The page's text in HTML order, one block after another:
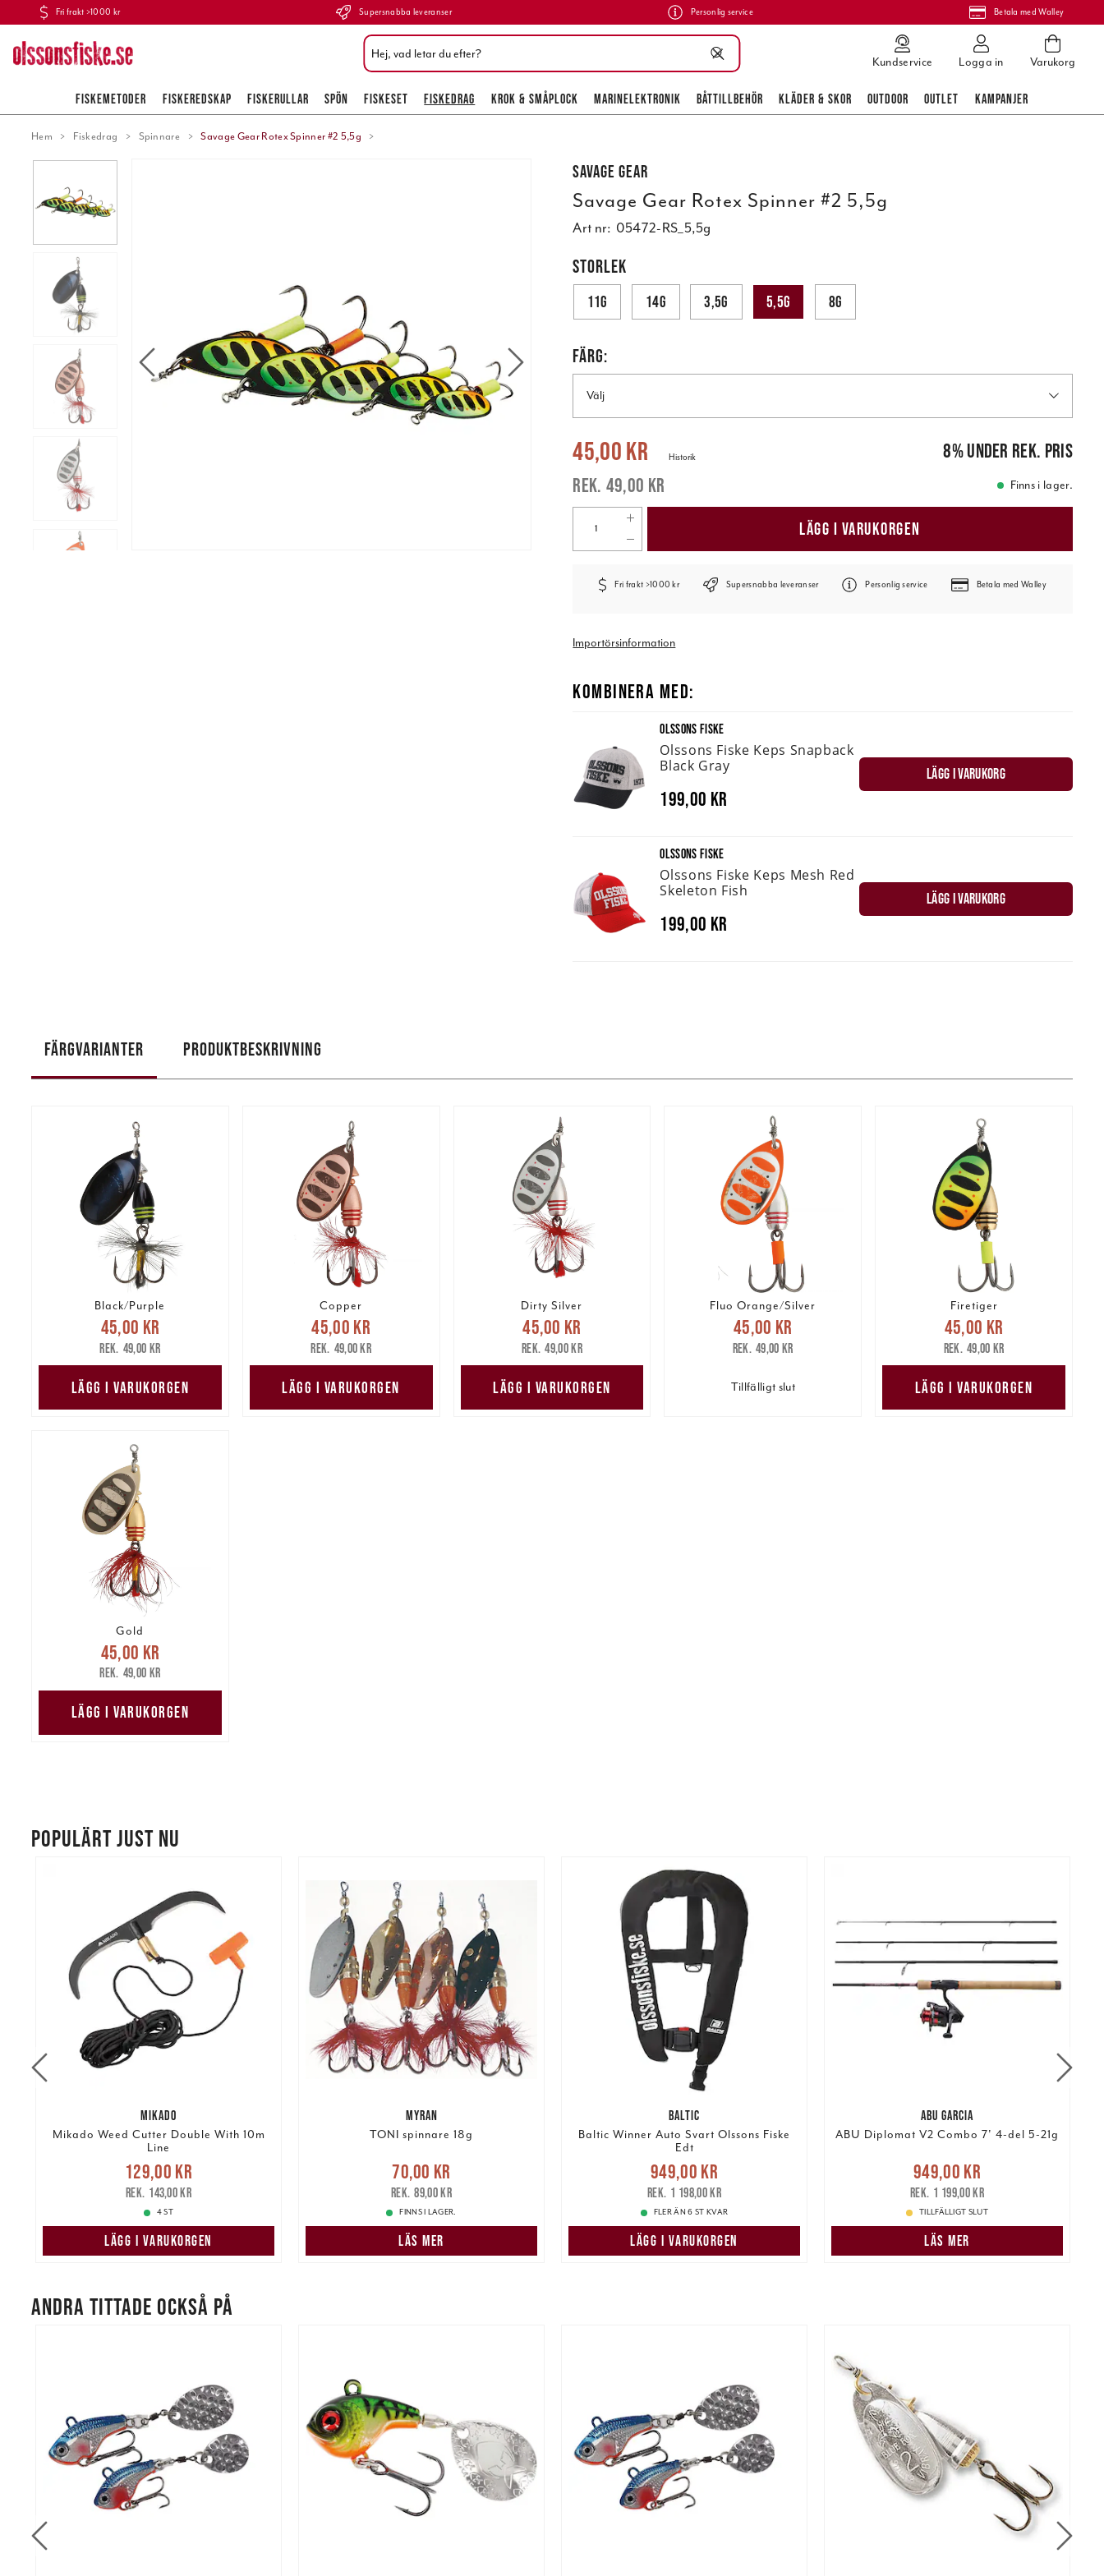
Fri frakt >1000 kr Supersnabba leveranser Personlig service Betala med Walley
Kundservice Logga in Varukorg
FISKEMETODER FISKEREDSKAP FISKERULLAR SPÖN FISKESET FISKEDRAG KROK & SMÅPLOCK MARINELEKTRONIK BÅTTILLBEHÖR KLÄDER & SKOR OUTDOOR OUTLET KAMPANJER
Hem Fiskedrag Spinnare Savage Gear Rotex Spinner #2 5,5g
Savage Gear
Savage Gear Rotex Spinner #2 5,5g
Art nr: 05472-RS_5,5g
STORLEK
11g 14g 3,5g 5,5g 8g
FÄRG:
Välj
Nuvarande pris:
45,00 kr
49,00 kr
Historik 8%under rek. pris
Finns i lager.
LÄGG I VARUKORGEN
Fri frakt >1000 kr Supersnabba leveranser Personlig service Betala med Walley
Importörsinformation
KOMBINERA MED:
OLSSONS FISKE
Olssons Fiske Keps Snapback
Black Gray
199,00 kr
LÄGG I VARUKORG
OLSSONS FISKE
Olssons Fiske Keps Mesh Red
Skeleton Fish
199,00 kr
LÄGG I VARUKORG
FÄRGVARIANTER PRODUKTBESKRIVNING
Black/Purple
Nuvarande pris
45,00 krTidigare pris
49,00 kr
45,00 kr
49,00 kr
LÄGG I VARUKORGEN
Copper
Nuvarande pris
45,00 krTidigare pris
49,00 kr
45,00 kr
49,00 kr
LÄGG I VARUKORGEN
Dirty Silver
Nuvarande pris
45,00 krTidigare pris
49,00 kr
45,00 kr
49,00 kr
LÄGG I VARUKORGEN
Fluo Orange/Silver
Nuvarande pris
45,00 krTidigare pris
49,00 kr
45,00 kr
49,00 kr
Tillfälligt slut
Firetiger
Nuvarande pris
45,00 krTidigare pris
49,00 kr
45,00 kr
49,00 kr
LÄGG I VARUKORGEN
Gold
Nuvarande pris
45,00 krTidigare pris
49,00 kr
45,00 kr
49,00 kr
LÄGG I VARUKORGEN
POPULÄRT JUST NU
MIKADO
Mikado Weed Cutter Double With 10m
Line
Nuvarande pris
Tidigare pris
129,00 kr
143,00 kr
4 ST
LÄGG I VARUKORGEN
MYRAN
TONI spinnare 18g
Nuvarande pris :70,00 kr
pris: 89,00 kr
70,00 kr
89,00 kr
FINNS I LAGER.
LÄS MER
BALTIC
Baltic Winner Auto Svart Olssons Fiske
Edt
Nuvarande pris
949,00 krTidigare pris
1 198,00 kr
949,00 kr
1 198,00 kr
FLER ÄN 6 ST KVAR
LÄGG I VARUKORGEN
ABU GARCIA
ABU Diplomat V2 Combo 7' 4-del 5-21g
Nuvarande pris
949,00 krTidigare pris
1 199,00 kr
949,00 kr
1 199,00 kr
TILLFÄLLIGT SLUT
LÄS MER
ANDRA TITTADE OCKSÅ PÅ